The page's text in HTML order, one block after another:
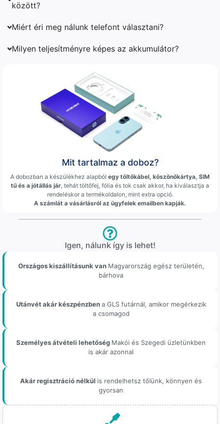
között?
Miért éri meg nálunk telefont választani?
Milyen teljesítményre képes az akkumulátor?
Mit tartalmaz a doboz?
A dobozban a készülékhez alapból egy töltőkábel, köszönőkártya, SIM
tű és a jótállás jár , tehát töltőfej, fólia és tok csak akkor, ha kiválasztja a
rendeléskor a termékoldalon, mint extra opció.
A számlát a vásárlásról az ügyfelek emailben kapják.
Igen, nálunk így is lehet!
Országos kiszállításunk van Magyarország egész területén,
bárhova
Utánvét akár készpénzbena GLS futárnál, amikor megérkezik
a csomagod
Személyes átvételi lehetőség Makói és Szegedi üzletünkben
is akár azonnal
Akár regisztráció nélkül is rendelhetsz tőlünk, könnyen és
gyorsan